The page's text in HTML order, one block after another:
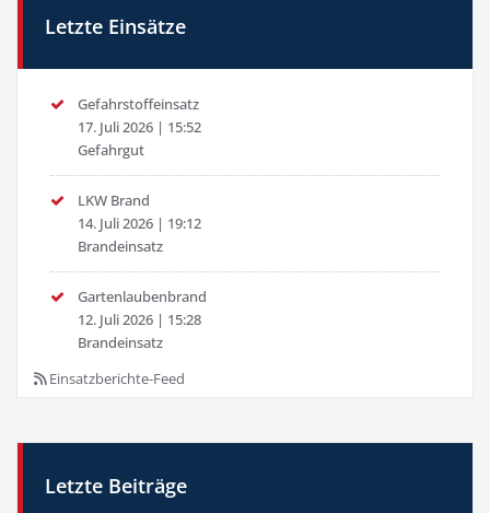
Letzte Einsätze
Gefahrstoffeinsatz
17. Juli 2026 | 15:52
Gefahrgut
LKW Brand
14. Juli 2026 | 19:12
Brandeinsatz
Gartenlaubenbrand
12. Juli 2026 | 15:28
Brandeinsatz
Einsatzberichte-Feed
Letzte Beiträge